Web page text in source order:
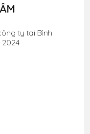
ty tại Bình